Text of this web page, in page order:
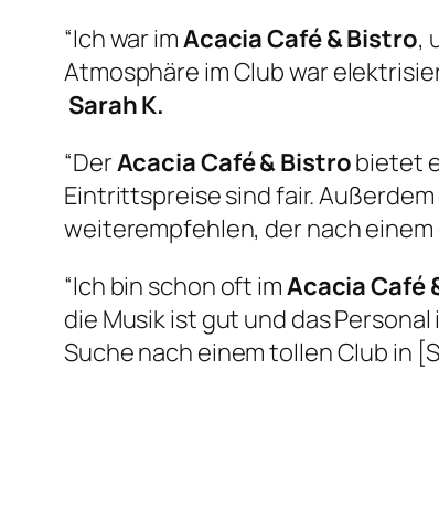
“Ich war imAcacia Café & Bistro,
Atmosphäre im Club war
Sarah K.
“DerAcacia Café & Bistrobietet
Eintrittspreise sind fair.
weiterempfehlen, der nach
“Ich bin schon oft imAcacia Café
die Musik ist gut und das
Suche nach einem tollen Club in